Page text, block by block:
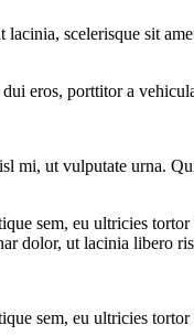
scelerisque sit
eros, porttitor a
mi, ut vulputate urna.
sem, eu ultricies
dolor, ut lacinia libero
sem, eu ultricies